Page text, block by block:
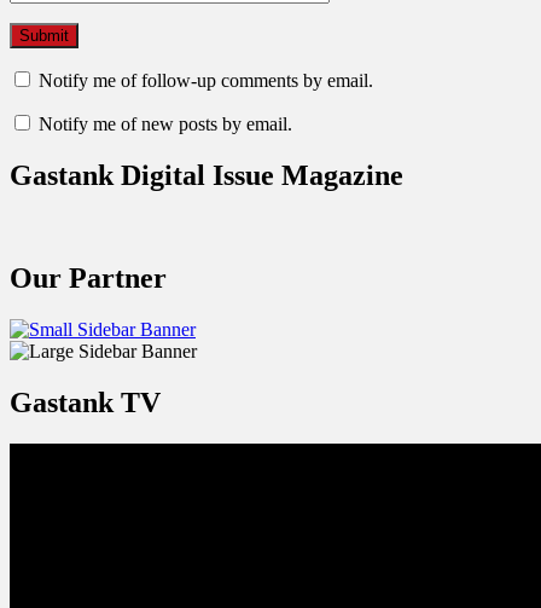
Notify me of follow-up comments by email.
Notify me of new posts by email.
Gastank Digital Issue Magazine
Our Partner
Gastank TV